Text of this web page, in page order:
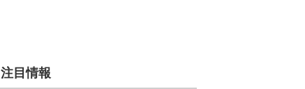
注目情報